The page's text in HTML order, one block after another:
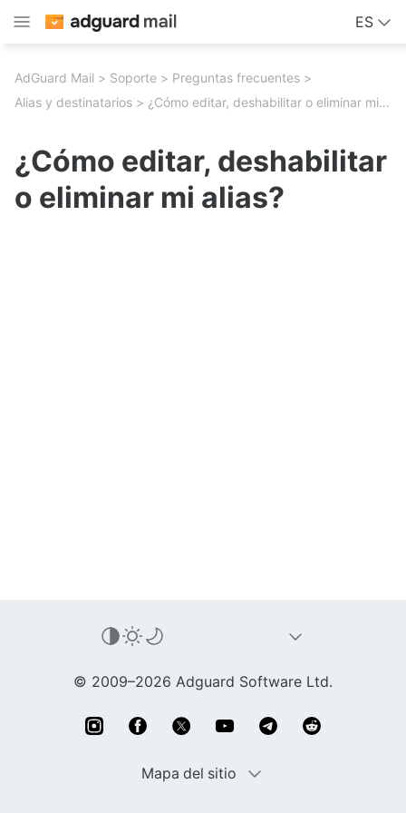
ES
AdGuard Mail Soporte
Preguntas frecuentes
Alias y destinatarios
¿Cómo editar, deshabilitar o eliminar mi alias?
¿Cómo editar, deshabilitar
o eliminar mi alias?
© 2009–2026 Adguard Software Ltd.
Mapa del sitio